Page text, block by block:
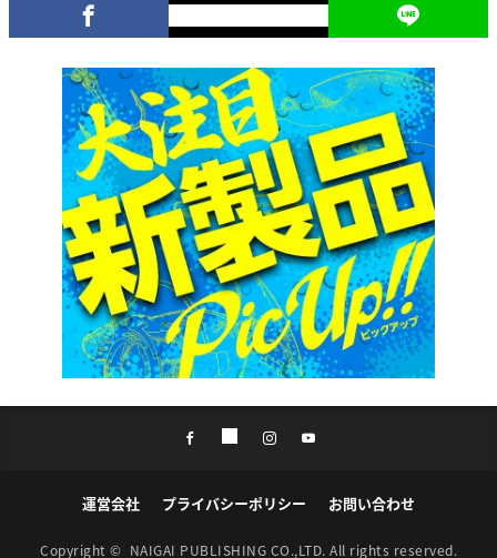
運営会社 プライバシーポリシー お問い合わせ
Copyright © NAIGAI PUBLISHING CO.,LTD. All rights reserved.